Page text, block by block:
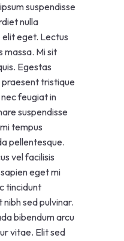
suspendisse
nulla
eget. Lectus
massa. Mi sit
Egestas
tristique
feugiat in
suspendisse
tempus
pellentesque.
vel facilisis
eget mi
tincidunt
sed pulvinar.
bibendum arcu
vitae. Elit sed